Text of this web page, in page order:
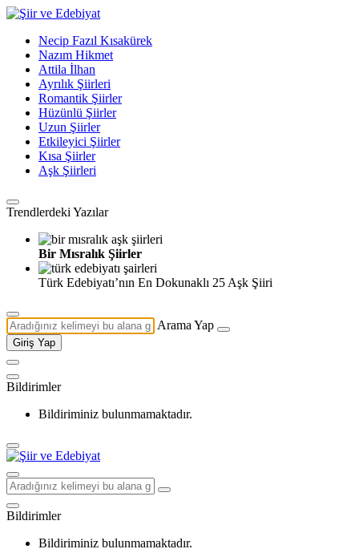
Necip Fazıl Kısakürek
Nazım Hikmet
Attila İlhan
Ayrılık Şiirleri
Romantik Şiirler
Hüzünlü Şiirler
Uzun Şiirler
Etkileyici Şiirler
Kısa Şiirler
Aşk Şiirleri
Trendlerdeki Yazılar
Bir Mısralık Şiirler
Türk Edebiyatı’nın En Dokunaklı 25 Aşk Şiiri
Arama Yap
Giriş Yap
Bildirimler
Bildiriminiz bulunmamaktadır.
Bildirimler
Bildiriminiz bulunmamaktadır.